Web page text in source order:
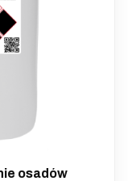
osadów